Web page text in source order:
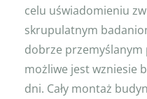
celu uświadomieniu
skrupulatnym
dobrze
możliwe jest wzniesie
dni. Cały montaż